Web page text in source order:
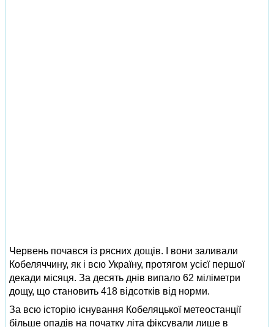
Червень почався із рясних дощів. І вони заливали
Кобеляччину, як і всю Україну, протягом усієї першої
декади місяця. За десять днів випало 62 міліметри
дощу, що становить 418 відсотків від норми.
За всю історію існування Кобеляцької метеостанції
більше опадів на початку літа фіксували лише в